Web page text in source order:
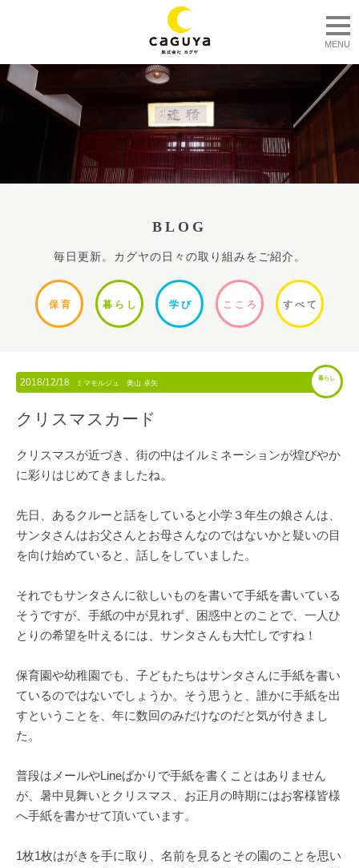
MENU
BLOG
毎日更新。カグヤの日々の取り組みをご紹介。
保 育 暮ら し 学 び ここ ろ すべて
2018/12/18 ミマモルジュ 奥山 卓矢
暮らし
クリスマスカード
クリスマスが近づき、街の中はイルミネーションが煌びやか
に彩りはじめてきましたね。
先日、あるクルーと話をしていると小学３年生の娘さんは、
サンタさんはお父さんとお母さんなのではないかと疑いの目
を向け始めていると、話しをしていました。
それでもサンタさんに欲しいものを書いて手紙を書いている
そうですが、手紙の中が見れず、困惑中とのことで、一人ひ
とりの希望を叶えるには、サンタさんも大忙しですね！
保育園や幼稚園でも、子どもたちはサンタさんに手紙を書い
ているのではないでしょうか。そう思うと、誰かに手紙を出
すということを、年に数回のみだけなのだと気が付きまし
た。
普段はメールやLineばかりで手紙を書くことはありません
が、暑中見舞いとクリスマス、お正月の時期にはお客様皆様
へ手紙を書かせて頂いています。
1枚1枚はがきを手に取り、名前を見るとその園のことを思い